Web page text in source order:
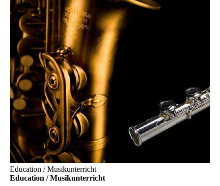
Education / Musikunterricht
Education / Musikunterricht